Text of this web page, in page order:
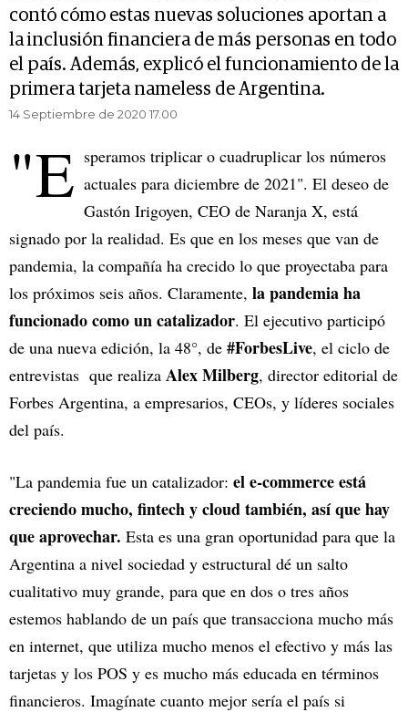
contó cómo estas nuevas soluciones aportan a
la inclusión financiera de más personas en todo
el país. Además, explicó el funcionamiento de la
primera tarjeta nameless de Argentina.
14 Septiembre de 2020 17.00
"E speramos triplicar o cuadruplicar los números
actuales para diciembre de 2021". El deseo de
Gastón Irigoyen, CEO de Naranja X, está
signado por la realidad. Es que en los meses que van de
pandemia, la compañía ha crecido lo que proyectaba para
los próximos seis años. Claramente, la pandemia ha
funcionado como un catalizador. El ejecutivo participó
de una nueva edición, la 48°, de #ForbesLive, el ciclo de
entrevistas que realiza Alex Milberg, director editorial de
Forbes Argentina, a empresarios, CEOs, y líderes sociales
del país.
"La pandemia fue un catalizador: el e-commerce está
creciendo mucho, fintech y cloud también, así que hay
que aprovechar. Esta es una gran oportunidad para que la
Argentina a nivel sociedad y estructural dé un salto
cualitativo muy grande, para que en dos o tres años
estemos hablando de un país que transacciona mucho más
en internet, que utiliza mucho menos el efectivo y más las
tarjetas y los POS y es mucho más educada en términos
financieros. Imagínate cuanto mejor sería el país si